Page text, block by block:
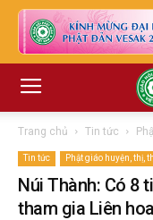
Trang chủ Tin tức
Tin tức Phật giáo huyện, thị,
Núi Thành: Có 8
tham gia Liên